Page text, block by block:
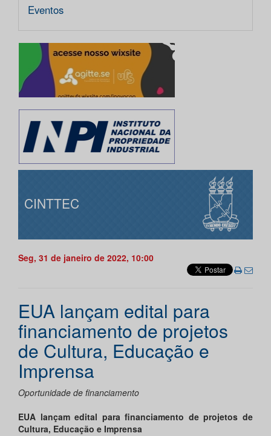
Eventos
CINTTEC
Seg, 31 de janeiro de 2022, 10:00
EUA lançam edital para
financiamento de projetos
de Cultura, Educação e
Imprensa
Oportunidade de financiamento
EUA lançam edital para financiamento de projetos de
Cultura, Educação e Imprensa